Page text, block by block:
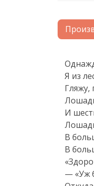
Я из
Гляжу,
И
В
В
— «Уж